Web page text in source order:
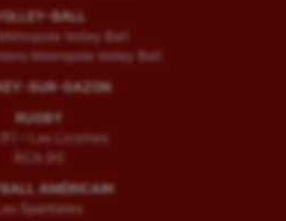
BALL
Volley Ball
Metropole Volley Ball
SUR-GAZON
RUGBY
(F) – Les Licornes
RCA (H)
AMÉRICAIN
Les Spartiates